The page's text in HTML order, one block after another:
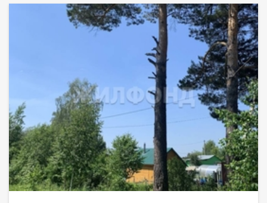
что расположено на участке является собственностью
собственника. Земельный участок находится в собственности
у физического лица. Техусловия не согласованы. Граничит с
Питомником растений Малиновским и Академ Ягодой. А
также множественными СНТ Березовского сельсовета. По
участку проходит ЛЭП, есть возможность подключения,
свободные мощности. Участок расположен вдоль трассы.
Станция электрички Геодезическая находится в 3 км.
Уникальный ландшафт участка, и технические возможности,
дает возможность использования от сельхозпроизводства,
до организации экотуризма. Рассматриваем продажу, как
единым массивом, так и нарезами от 50 га. Код пользователя:
46828 Номер в базе: 7062971